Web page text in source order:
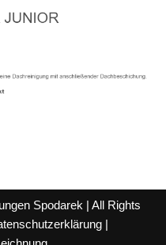
Spodarek | All Rights